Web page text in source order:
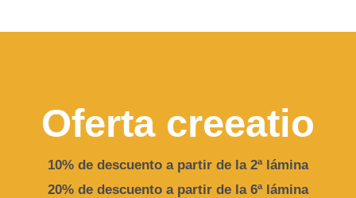
Oferta creeatio
10% de descuento a partir de la 2ª lámina
20% de descuento a partir de la 6ª lámina